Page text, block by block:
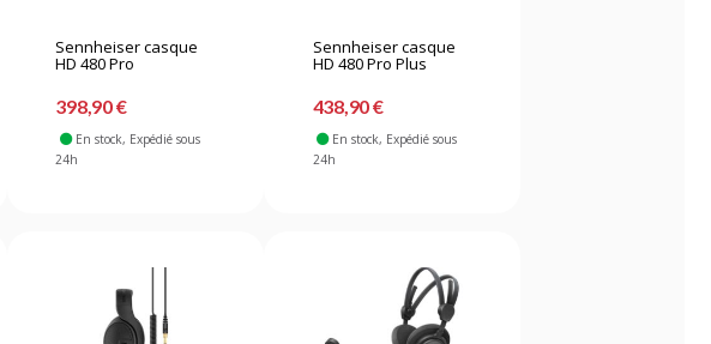
Sennheiser casque
HD 480 Pro
398,90 €
En stock, Expédié sous
24h
Sennheiser casque
HD 480 Pro Plus
438,90 €
En stock, Expédié sous
24h